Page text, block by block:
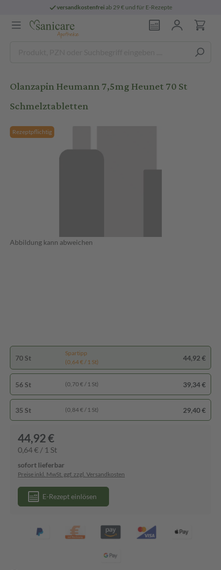
versandkostenfreiab 29 € und für E-Rezepte
Olanzapin Heumann 7,5mg Heunet 70 St
Schmelztabletten
Rezeptpflichtig
Abbildung kann abweichen
70 St
Spartipp
(0,64 € / 1 St)
44,92 €
56 St (0,70 € / 1 St) 39,34 €
35 St (0,84 € / 1 St) 29,40 €
44,92 €
0,64 € / 1 St
sofort lieferbar
Preise inkl. MwSt. ggf. zzgl. Versandkosten
E-Rezept einlösen